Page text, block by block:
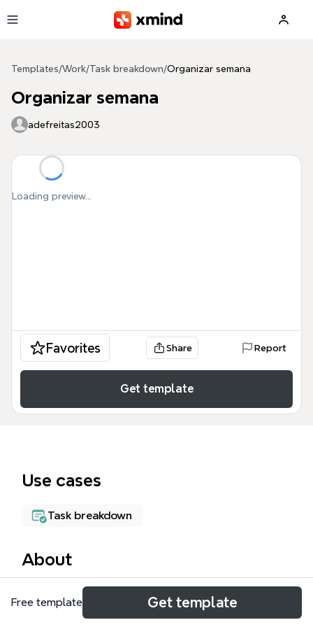
Templates/Work/Task breakdown/Organizar semana
Organizar semana
adefreitas2003
Loading preview...
Favorites Share Report
Get template
Use cases
Task breakdown
About
La plantilla 'Organizar semana' de Xmind es un
mapa mental diseñado para docentes que
Free template Get template